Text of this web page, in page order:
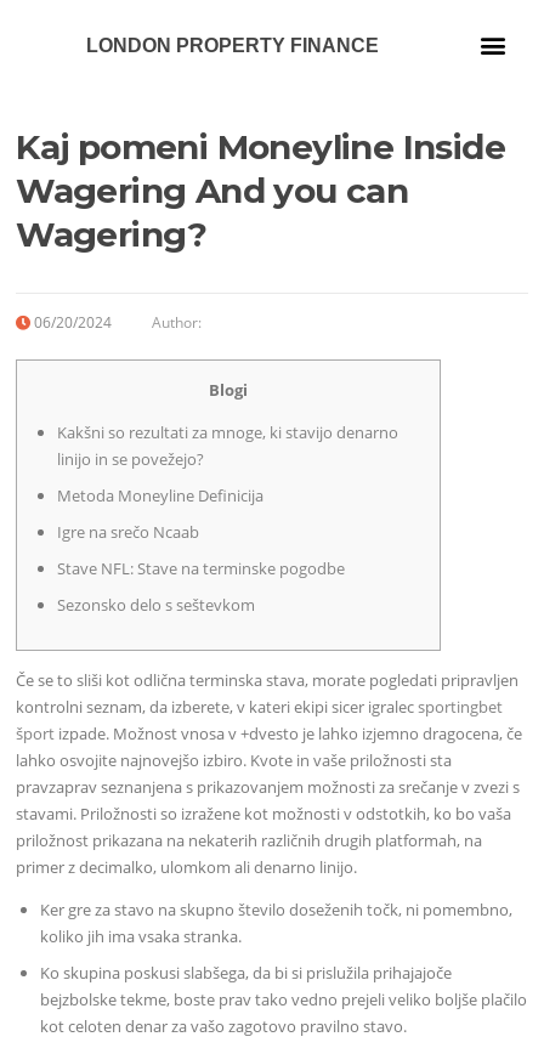
LONDON PROPERTY FINANCE
Kaj pomeni Moneyline Inside
Wagering And you can
Wagering?
06/20/2024 Author:
Blogi
Kakšni so rezultati za mnoge, ki stavijo denarno
linijo in se povežejo?
Metoda Moneyline Definicija
Igre na srečo Ncaab
Stave NFL: Stave na terminske pogodbe
Sezonsko delo s seštevkom
Če se to sliši kot odlična terminska stava, morate pogledati pripravljen
kontrolni seznam, da izberete, v kateri ekipi sicer igralecsportingbet
šport izpade. Možnost vnosa v +dvesto je lahko izjemno dragocena, če
lahko osvojite najnovejšo izbiro. Kvote in vaše priložnosti sta
pravzaprav seznanjena s prikazovanjem možnosti za srečanje v zvezi s
stavami. Priložnosti so izražene kot možnosti v odstotkih, ko bo vaša
priložnost prikazana na nekaterih različnih drugih platformah, na
primer z decimalko, ulomkom ali denarno linijo.
Ker gre za stavo na skupno število doseženih točk, ni pomembno,
koliko jih ima vsaka stranka.
Ko skupina poskusi slabšega, da bi si prislužila prihajajoče
bejzbolske tekme, boste prav tako vedno prejeli veliko boljše plačilo
kot celoten denar za vašo zagotovo pravilno stavo.